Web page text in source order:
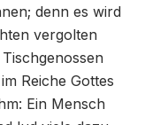
denn es wird
vergolten
Reiche Gottes
Ein Mensch